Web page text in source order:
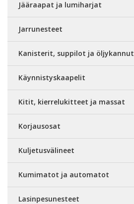
Jääraapat ja lumiharjat
Jarrunesteet
Kanisterit, suppilot ja öljykannut
Käynnistyskaapelit
Kitit, kierrelukitteet ja massat
Korjausosat
Kuljetusvälineet
Kumimatot ja automatot
Lasinpesunesteet